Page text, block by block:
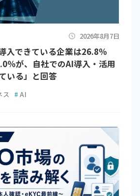
2026年8月7日
入できている企業は26.8％
％が、自社でのAI導入・活用
いる」と回答
ス # AI